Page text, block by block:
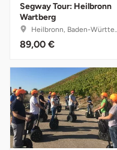
Segway Tour: Heilbronn
Wartberg
Heilbronn, Baden-Württemberg
89,00 €
Gera
Gersfeld
Göppingen
Görlitz